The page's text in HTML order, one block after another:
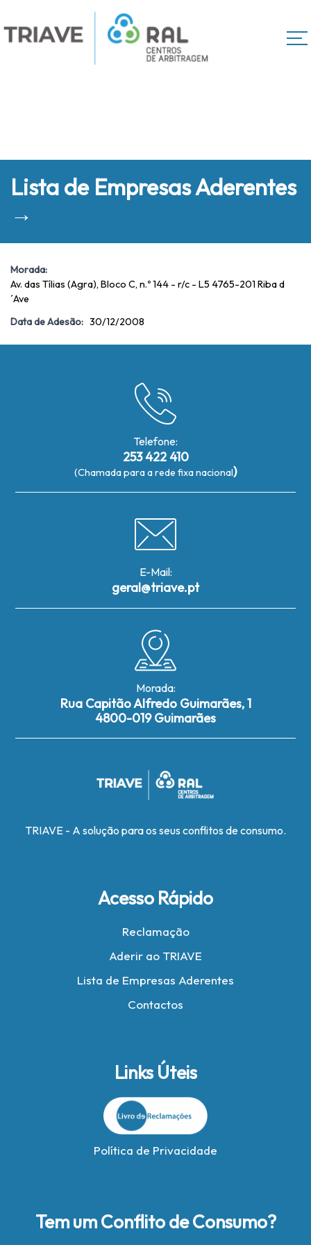
Lista de Empresas Aderentes
→
Morada:
Av. das Tílias (Agra), Bloco C, n.º 144 - r/c - L5 4765-201 Riba d
´Ave
Data de Adesão: 30/12/2008
Telefone:
253 422 410
(Chamada para a rede fixa nacional)
E-Mail:
geral@triave.pt
Morada:
Rua Capitão Alfredo Guimarães, 1
4800-019 Guimarães
TRIAVE - A solução para os seus conflitos de consumo.
Acesso Rápido
Reclamação
Aderir ao TRIAVE
Lista de Empresas Aderentes
Contactos
Links Úteis
Política de Privacidade
Tem um Conflito de Consumo?